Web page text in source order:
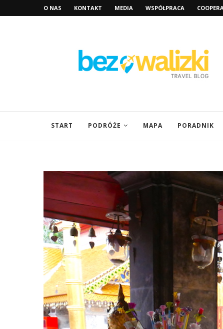
O NAS KONTAKT MEDIA WSPÓŁPRACA
START PODRÓŻE MAPA PORADNIK